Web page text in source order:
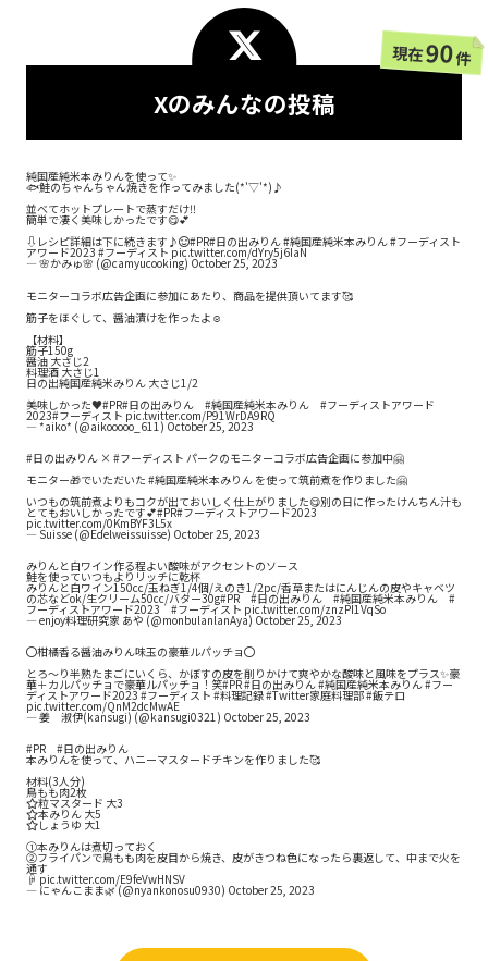
Xのみんなの投稿
現在90件
純国産純米本みりんを使って✨
🐟鮭のちゃんちゃん焼きを作ってみました(*'▽'*)♪
並べてホットプレートで蒸すだけ‼️
簡単で凄く美味しかったです😋💕
⇩レシピ詳細は下に続きます♪😊#PR#日の出みりん#純国産純米本みりん#フーディスト
アワード2023 #フーディストpic.twitter.com/dYry5j6IaN
— 🌸かみゅ🌸 (@camyucooking) October 25, 2023
モニターコラボ広告企画に参加にあたり、商品を提供頂いてます🥰
筋子をほぐして、醤油漬けを作ったよ☺️
【材料】
筋子150g
醤油 大さじ2
料理酒 大さじ1
日の出純国産純米みりん 大さじ1/2
美味しかった♥️#PR#日の出みりん #純国産純米本みりん #フーディストアワード
2023#フーディスト pic.twitter.com/P91WrDA9RQ
— *aiko* (@aikooooo_611)October 25, 2023
#日の出みりん× #フーディスト パークのモニターコラボ広告企画に参加中🤗
モニター🎁でいただいた #純国産純米本みりんを使って筑前煮を作りました🤗
いつもの筑前煮よりもコクが出ておいしく仕上がりました😋別の日に作ったけんちん汁も
とてもおいしかったです💕#PR#フーディストアワード2023
pic.twitter.com/0KmBYF3L5x
— Suisse (@Edelweissuisse)October 25, 2023
みりんと白ワイン作る程よい酸味がアクセントのソース
鮭を使っていつもよりリッチに乾杯
みりんと白ワイン150cc/玉ねぎ1/4個/えのき1/2pc/香草またはにんじんの皮やキャベツ
の芯などok/生クリーム50cc/バター30g#PR #日の出みりん #純国産純米本みりん #
フーディストアワード2023 #フーディスト pic.twitter.com/znzPI1VqSo
— enjoy料理研究家 あや (@monbulanlanAya) October 25, 2023
🔴柑橘香る醤油みりん味玉の豪華ルパッチョ🔴
とろ〜り半熟たまごにいくら、かぼすの皮を削りかけて爽やかな酸味と風味をプラス✨豪
華＋カルパッチョで豪華ルパッチョ！笑#PR#日の出みりん#純国産純米本みりん#フー
ディストアワード2023#フーディスト#料理記録#Twitter家庭料理部#飯テロ
pic.twitter.com/QnM2dcMwAE
— 姜 淑伊(kansugi) (@kansugi0321) October 25, 2023
#PR
#日の出みりん
本みりんを使って、ハニーマスタードチキンを作りました🥰
材料(3人分)
鳥もも肉2枚
⭐︎粒マスタード 大3
⭐︎本みりん 大5
⭐︎しょうゆ 大1
①本みりんは煮切っておく
②フライパンで鳥もも肉を皮目から焼き、皮がきつね色になったら裏返して、中まで火を
通す
☟ pic.twitter.com/E9feVwHNSV
— にゃんこまま🌿 (@nyankonosu0930) October 25, 2023